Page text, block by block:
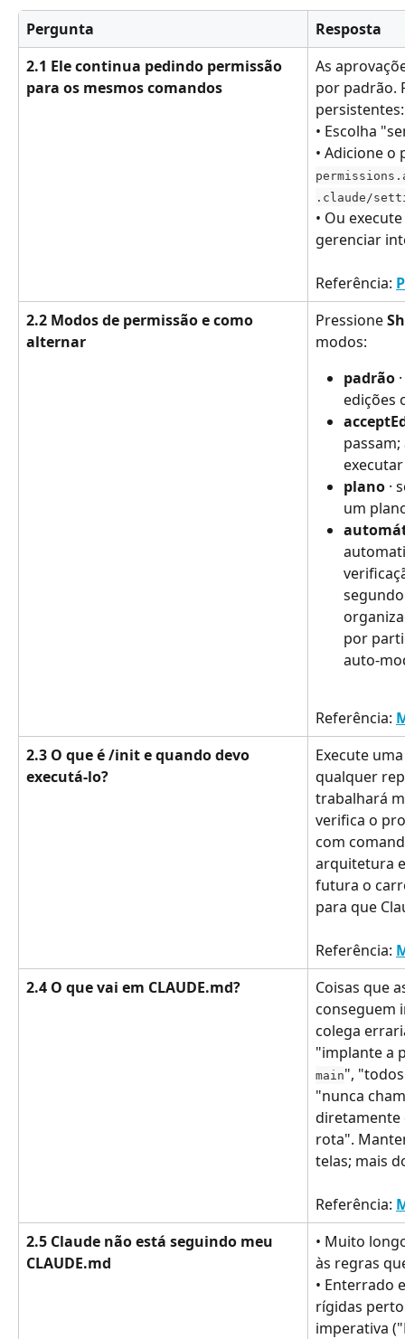
Pergunta
Resposta
2.1 Ele continua pedindo permissão
para os mesmos comandos
As
por padrão.
persistentes:
• Escolha
• Adicione o
.claude/
• Ou execute
gerenciar
Referência:
2.2 Modos de permissão e como
alternar
Pressione
modos:
padrão
edições
plano ·
um
por
auto-
Referência:
2.3 O que é /init e quando devo
executá-lo?
Execute
qualquer
trabalhará
verifica o
com
arquitetura
futura o
para que
Referência:
2.4 O que vai em CLAUDE.md?
Coisas que
conseguem
colega
"implante a
main",
"nunca
rota".
telas; mais
Referência:
2.5 Claude não está seguindo meu
CLAUDE.md
• Muito
às regras
• Enterrado
rígidas
imperativa